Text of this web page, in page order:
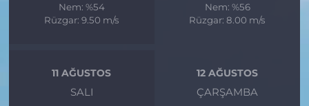
Nem: %54
Rüzgar: 9.50 m/s
Nem: %56
Rüzgar: 8.00 m/s
11 AĞUSTOS
SALI
12 AĞUSTOS
ÇARŞAMBA